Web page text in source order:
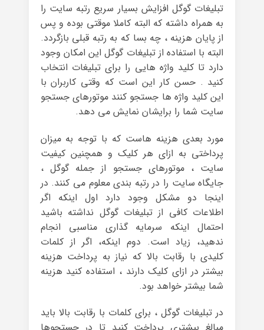
تبلیغات گوگل افزایش بسیار سریع رتبه سایت را
به همراه داشته که البته کاملا موقتی بوده و پس
از پایان هزینه ، چه بسا که به رتبه قبلی بازگردد.
البته با استفاده از تبلیغات گوگل این امکان وجود
دارد تا کلید واژه هایی را برای تبلیغات انتخاب
کنید . حسن کار این است که وقتی کاربران با
این کلید واژه ها جستجو کنند موتورهای جستجو
سایت شما را برایشان نمایش می دهد.
مورد بعدی هزینه هاست که با توجه به میزان
پرداختی به ازای هر کلیک و همچنین کیفیت
سایت ، موتورهای جستجو از جمله گوگل ،
جایگاه سایت را در رتبه بندی معلوم می کنند. در
اینجا دو مشکل وجود دارد اول اینکه اگر
اطلاعات کافی از تبلیغات گوگل نداشته باشید
احتمال اینکه سرمایه گذاری مناسبی انجام
ندهید، زیاد است. دوم اینکه، اگر از کلمات
کلیدی با رقابت بالا که نیاز به پرداخت هزینه
بیشتر در ازای کلیک دارند ، استفاده کنید هزینه
شما بیشتر خواهد بود.
در تبلیغات گوگل ، برای کلمات با رقابت بالا باید